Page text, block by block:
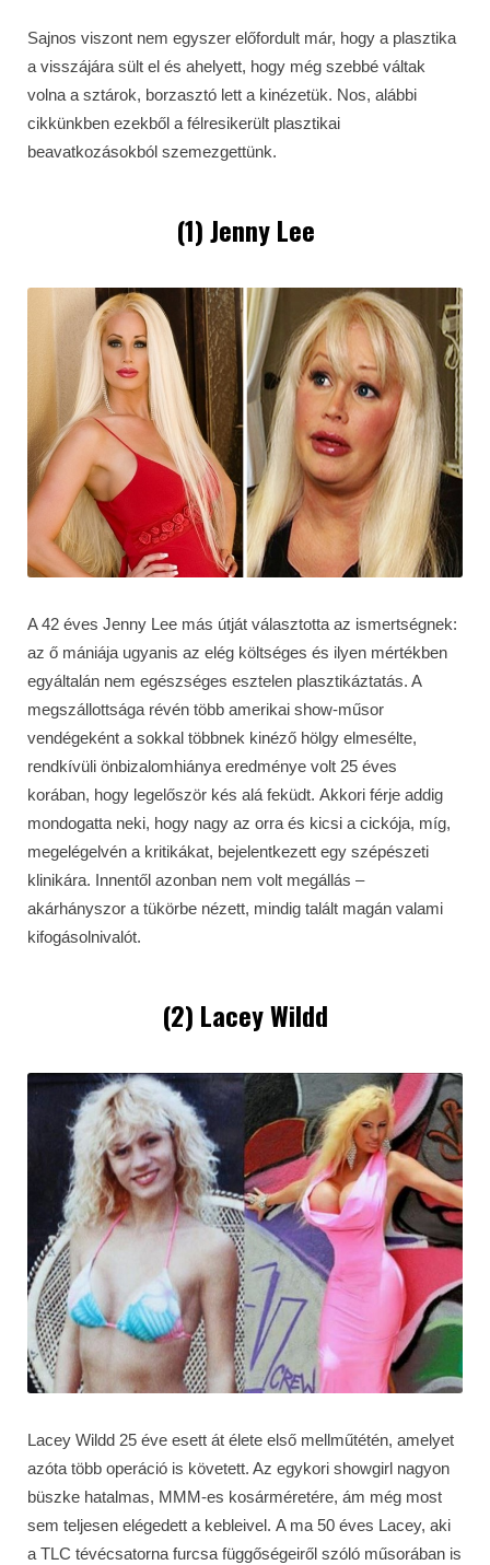
Sajnos viszont nem egyszer előfordult már, hogy a plasztika
a visszájára sült el és ahelyett, hogy még szebbé váltak
volna a sztárok, borzasztó lett a kinézetük. Nos, alábbi
cikkünkben ezekből a félresikerült plasztikai
beavatkozásokból szemezgettünk.
(1) Jenny Lee
A 42 éves Jenny Lee más útját választotta az ismertségnek:
az ő mániája ugyanis az elég költséges és ilyen mértékben
egyáltalán nem egészséges esztelen plasztikáztatás. A
megszállottsága révén több amerikai show-műsor
vendégeként a sokkal többnek kinéző hölgy elmesélte,
rendkívüli önbizalomhiánya eredménye volt 25 éves
korában, hogy legelőször kés alá feküdt. Akkori férje addig
mondogatta neki, hogy nagy az orra és kicsi a cickója, míg,
megelégelvén a kritikákat, bejelentkezett egy szépészeti
klinikára. Innentől azonban nem volt megállás –
akárhányszor a tükörbe nézett, mindig talált magán valami
kifogásolnivalót.
(2) Lacey Wildd
Lacey Wildd 25 éve esett át élete első mellműtétén, amelyet
azóta több operáció is követett. Az egykori showgirl nagyon
büszke hatalmas, MMM-es kosárméretére, ám még most
sem teljesen elégedett a kebleivel. A ma 50 éves Lacey, aki
a TLC tévécsatorna furcsa függőségeiről szóló műsorában is